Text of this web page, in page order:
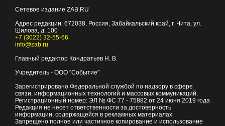
Сетевое издание ZAB.RU
Адрес редакции: 672038, Россия, Забайкальский край, г. Чита, ул.
Шилова, д. 100
+7 (3022) 32-55-66
info@zab.ru
Главный редактор Кондратьев Н. В.
Учредитель - ООО "Событие"
Зарегистрировано Федеральной службой по надзору в сфере
связи, информационных технологий и массовых коммуникаций.
Регистрационный номер: ЭЛ № ФС 77 - 75882 от 24 июня 2019 года
Редакция не несет ответственности за достоверность
информации, содержащейся в рекламных материалах
Запрещено полное или частичное копирование и использование